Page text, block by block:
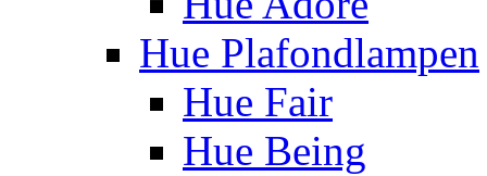
Hue Plafondlampen
Hue Fair
Hue Being